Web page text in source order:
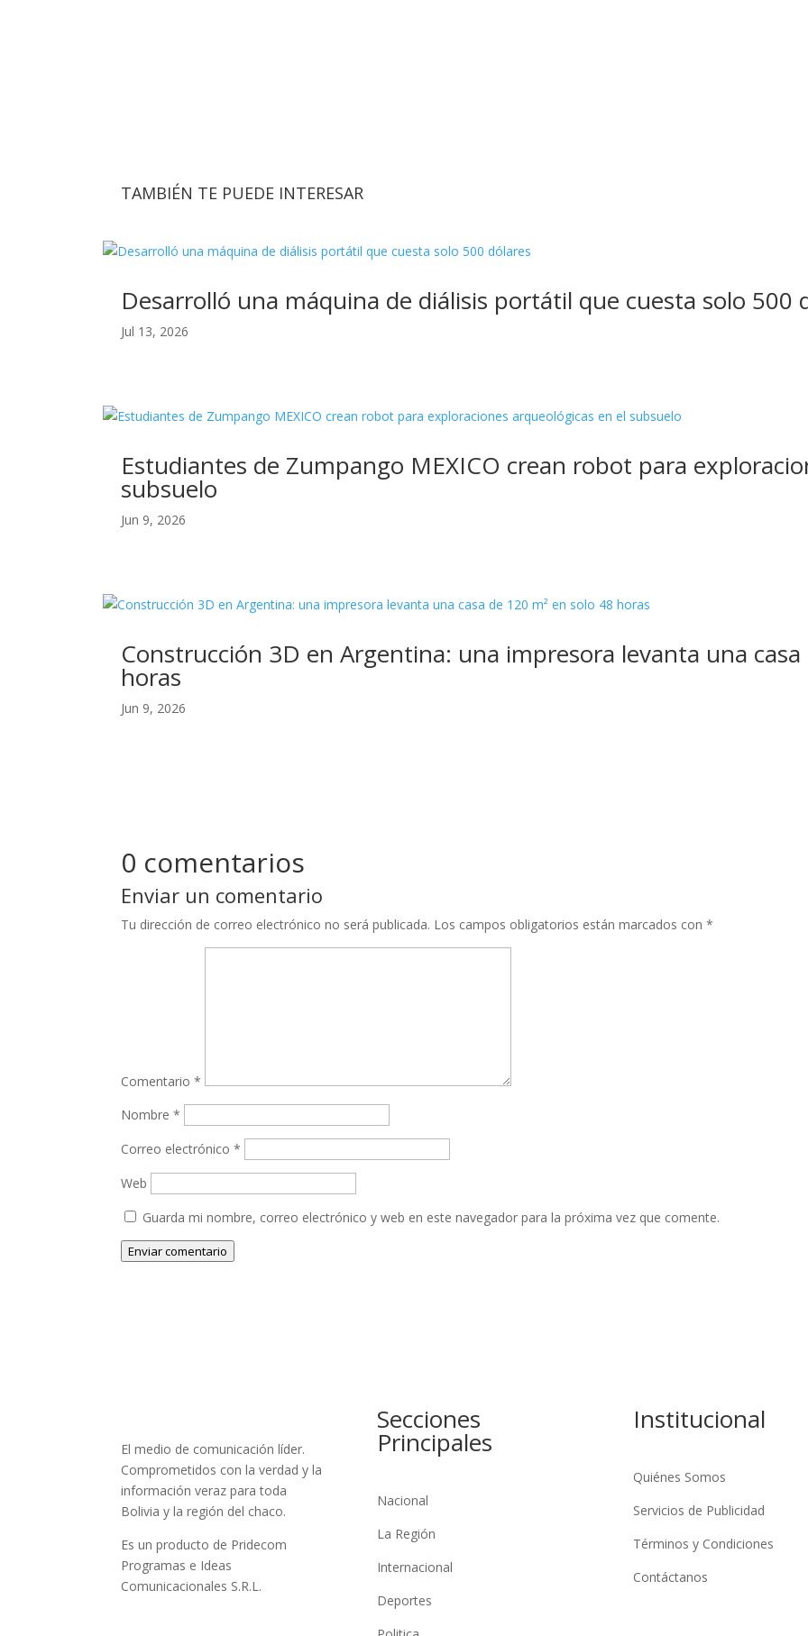
TAMBIÉN TE PUEDE INTERESAR
Desarrolló una máquina de diálisis portátil que cuesta solo 500
Jul 13, 2026
Estudiantes de Zumpango MEXICO crean robot para
subsuelo
Jun 9, 2026
Construcción 3D en Argentina: una impresora levanta una casa
horas
Jun 9, 2026
0 comentarios
Enviar un comentario
Tu dirección de correo electrónico no será publicada. Los campos obligatorios están marcados con*
Comentario*
Nombre*
Correo electrónico*
Web
Guarda mi nombre, correo electrónico y web en este navegador para la próxima vez que comente.
Enviar comentario
El medio de comunicación líder.
Comprometidos con la verdad y la
información veraz para toda
Bolivia y la región del chaco.
Es un producto de Pridecom
Programas e Ideas
Comunicacionales S.R.L.
Secciones
Principales
Nacional
La Región
Internacional
Deportes
Institucional
Quiénes Somos
Servicios de Publicidad
Términos y Condiciones
Contáctanos